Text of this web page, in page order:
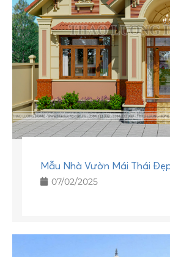
Mẫu Nhà Vườn Mái Thái Đẹp
07/02/2025